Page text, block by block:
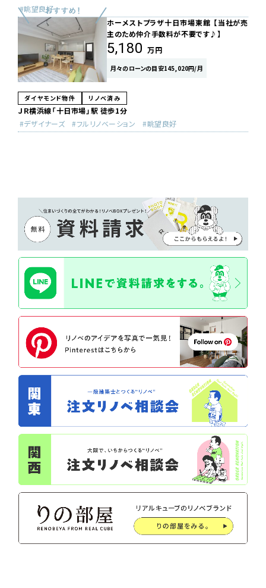
眺望良好
ホーメストプラザ十日市場東館 【当社が売
主のため仲介手数料が不要です♪】
5,180 万円
月々のローンの目安145,020円/月
ダイヤモンド物件 リノベ済み
ＪＲ横浜線「十日市場」駅 徒歩1分
デザイナーズ
フルリノベーション 眺望良好